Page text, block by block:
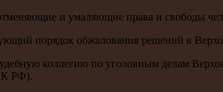
и умаляющие права и свободы
порядок обжалования решений в
коллегию по уголовным делам
РФ).